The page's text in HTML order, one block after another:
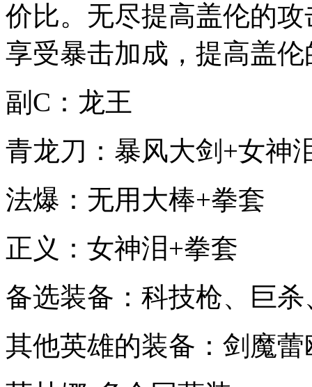
价比。无尽提高盖伦的
享受暴击加成，提高盖
副C：龙王
青龙刀：暴风大剑+女神
法爆：无用大棒+拳套
正义：女神泪+拳套
备选装备：科技枪、巨
其他英雄的装备：剑魔